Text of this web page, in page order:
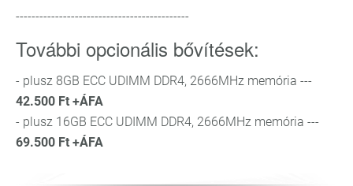
--------------------------------------------
További opcionális bővítések:
- plusz 8GB ECC UDIMM DDR4, 2666MHz memória ---
42.500 Ft +ÁFA
- plusz 16GB ECC UDIMM DDR4, 2666MHz memória ---
69.500 Ft +ÁFA